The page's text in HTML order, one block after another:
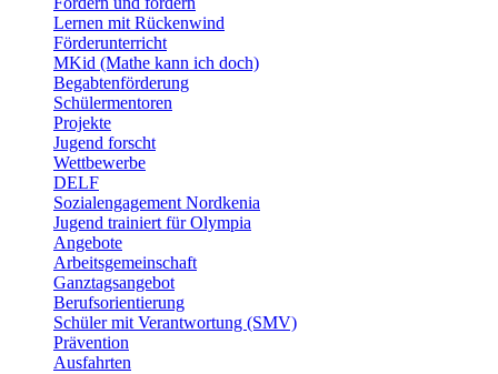
Lernen mit Rückenwind
Förderunterricht
MKid (Mathe kann ich doch)
Begabtenförderung
Schülermentoren
Projekte
Jugend forscht
Wettbewerbe
DELF
Sozialengagement Nordkenia
Jugend trainiert für Olympia
Angebote
Arbeitsgemeinschaft
Ganztagsangebot
Berufsorientierung
Schüler mit Verantwortung (SMV)
Prävention
Ausfahrten